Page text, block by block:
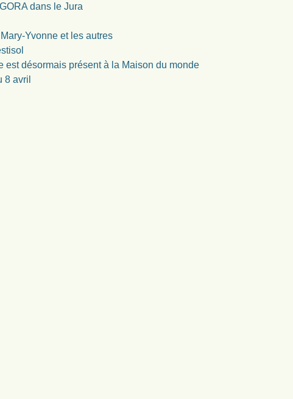
dans le Jura
Yvonne et les autres
est désormais présent à la Maison du monde
8 avril